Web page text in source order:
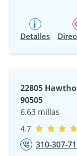
Detalles
22805
90505
6.63 millas
4.7
310-307-